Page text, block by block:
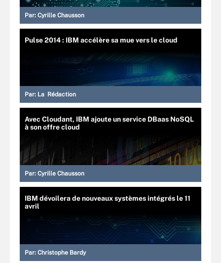
Par: Cyrille Chausson
Pulse 2014 : IBM accélère sa mue vers le cloud
Par: La Rédaction
Avec Cloudant, IBM ajoute un service DBaas NoSQL
à son offre cloud
Par: Cyrille Chausson
IBM dévoilera de nouveaux systèmes intégrés le 11
avril
Par: Christophe Bardy